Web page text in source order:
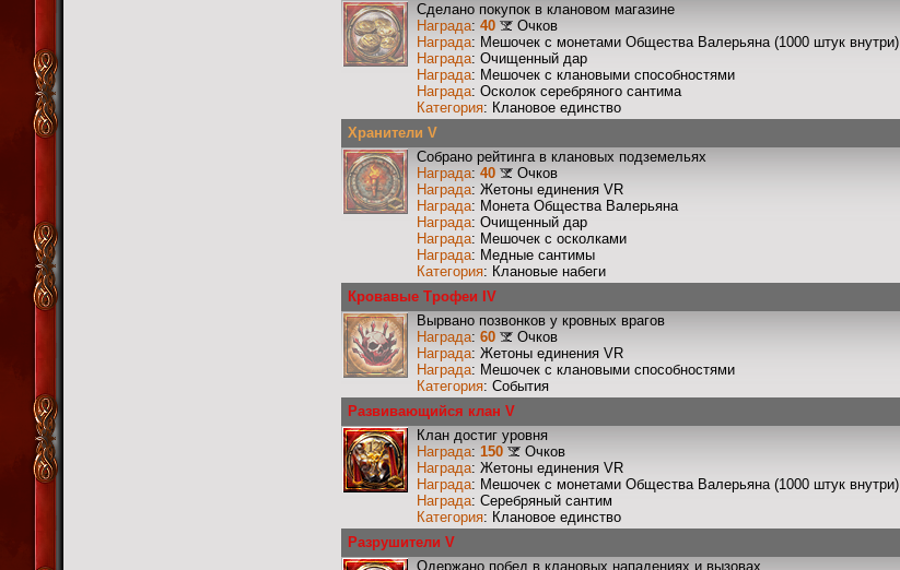
Сделано покупок в клановом магазине
Награда: 40
Очков
Награда: Мешочек с монетами Общества Валерьяна (1000 штук внутри)
Награда: Очищенный дар
Награда: Мешочек с клановыми способностями
Награда: Осколок серебряного сантима
Категория: Клановое единство
Хранители V
Собрано рейтинга в клановых подземельях
Награда: 40
Очков
Награда: Жетоны единения VR
Награда: Монета Общества Валерьяна
Награда: Очищенный дар
Награда: Мешочек с осколками
Награда: Медные сантимы
Категория: Клановые набеги
Кровавые Трофеи IV
Вырвано позвонков у кровных врагов
Награда: 60
Очков
Награда: Жетоны единения VR
Награда: Мешочек с клановыми способностями
Категория: События
Развивающийся клан V
Клан достиг уровня
Награда: 150
Очков
Награда: Жетоны единения VR
Награда: Мешочек с монетами Общества Валерьяна (1000 штук внутри)
Награда: Серебряный сантим
Категория: Клановое единство
Разрушители V
Одержано побед в клановых нападениях и вызовах